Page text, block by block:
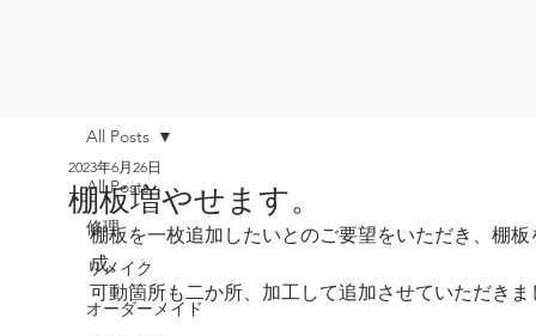
All Posts
修理
リメイク
オーダーメイド
All Posts
棚板増やせます。
2023年6月26日
棚板を一枚追加したいとのご要望をいただき、棚板
成。
可動箇所も二か所、加工して追加させていただきま